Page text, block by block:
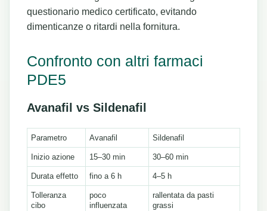
questionario medico certificato, evitando
dimenticanze o ritardi nella fornitura.
Confronto con altri farmaci
PDE5
Avanafil vs Sildenafil
Parametro Avanafil Sildenafil
Inizio azione 15–30 min 30–60 min
Durata effetto fino a 6 h 4–5 h
Tolleranza
cibo
poco
influenzata
rallentata da pasti
grassi